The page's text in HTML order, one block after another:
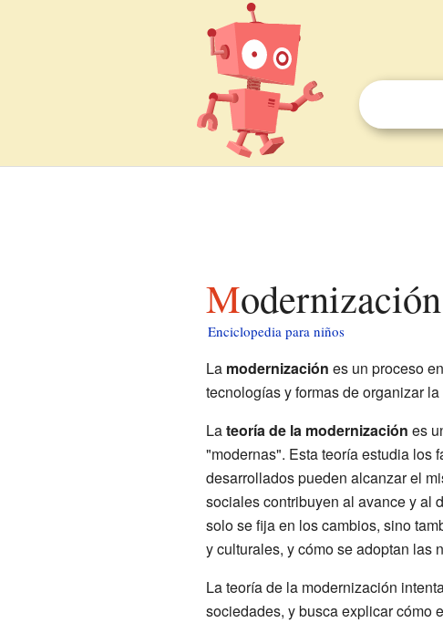
Enciclopedia para niños
La modernización es un proceso
tecnologías y formas de organizar
Lateoría de la modernización es
"modernas". Esta teoría estudia los
desarrollados pueden alcanzar el
sociales contribuyen al avance y al
solo se fija en los cambios, sino
y culturales, y cómo se adoptan las
La teoría de la modernización
sociedades, y busca explicar cómo